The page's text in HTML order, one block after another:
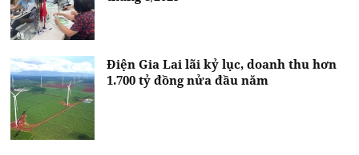
Điện Gia Lai lãi kỷ lục, doanh thu hơn
1.700 tỷ đồng nửa đầu năm